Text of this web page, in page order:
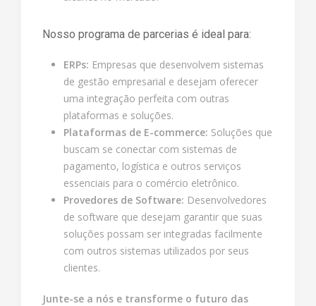
Nosso programa de parcerias é ideal para:
ERPs: Empresas que desenvolvem sistemas
de gestão empresarial e desejam oferecer
uma integração perfeita com outras
plataformas e soluções.
Plataformas de E-commerce: Soluções que
buscam se conectar com sistemas de
pagamento, logística e outros serviços
essenciais para o comércio eletrônico.
Provedores de Software: Desenvolvedores
de software que desejam garantir que suas
soluções possam ser integradas facilmente
com outros sistemas utilizados por seus
clientes.
Junte-se a nós e transforme o futuro das